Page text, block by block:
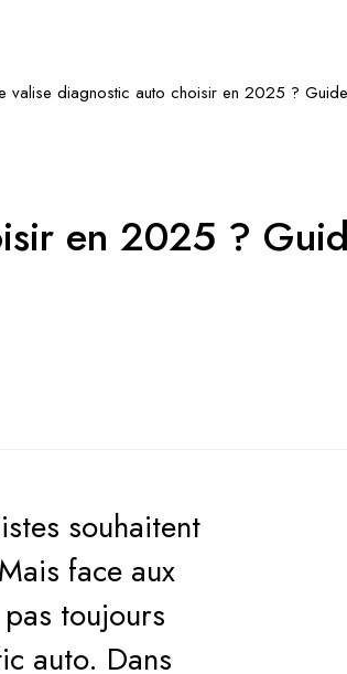
valise diagnostic auto choisir en 2025 ?
en 2025 ?
souhaitent
face aux
toujours
auto. Dans